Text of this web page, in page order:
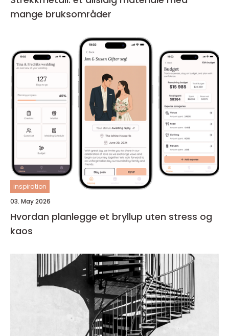
mange bruksområder
inspiration
03. May 2026
Hvordan planlegge et bryllup uten stress og
kaos